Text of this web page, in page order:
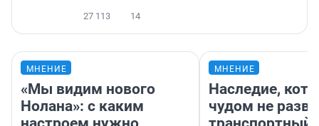
27 113 14
МНЕНИЕ
«Мы видим нового
Нолана»: с каким
МНЕНИЕ
Наследие,
чудом не